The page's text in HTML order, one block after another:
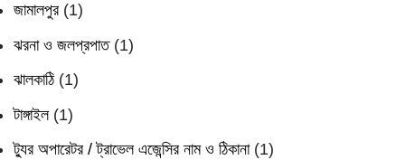
জামালপুর(1)
ঝরনা ও জলপ্রপাত(1)
ঝালকাঠি(1)
টাঙ্গাইল(1)
ট্যুর অপারেটর / ট্রাভেল এজেন্সির নাম ও ঠিকানা(1)